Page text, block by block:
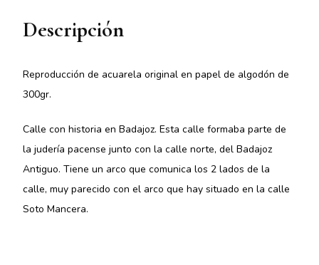
Descripción
Reproducción de acuarela original en papel de algodón de
300gr.
Calle con historia en Badajoz. Esta calle formaba parte de
la judería pacense junto con la calle norte, del Badajoz
Antiguo. Tiene un arco que comunica los 2 lados de la
calle, muy parecido con el arco que hay situado en la calle
Soto Mancera.